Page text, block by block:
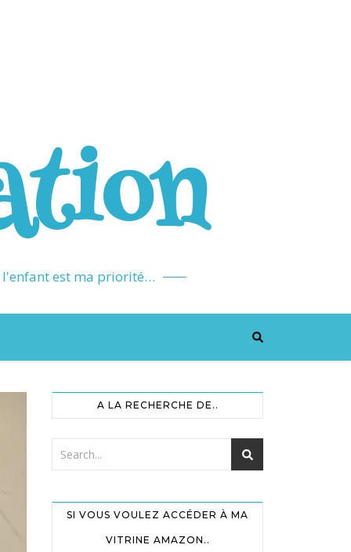
l'enfant est ma priorité…
A LA RECHERCHE DE..
SI VOUS VOULEZ ACCÉDER À MA
VITRINE AMAZON..